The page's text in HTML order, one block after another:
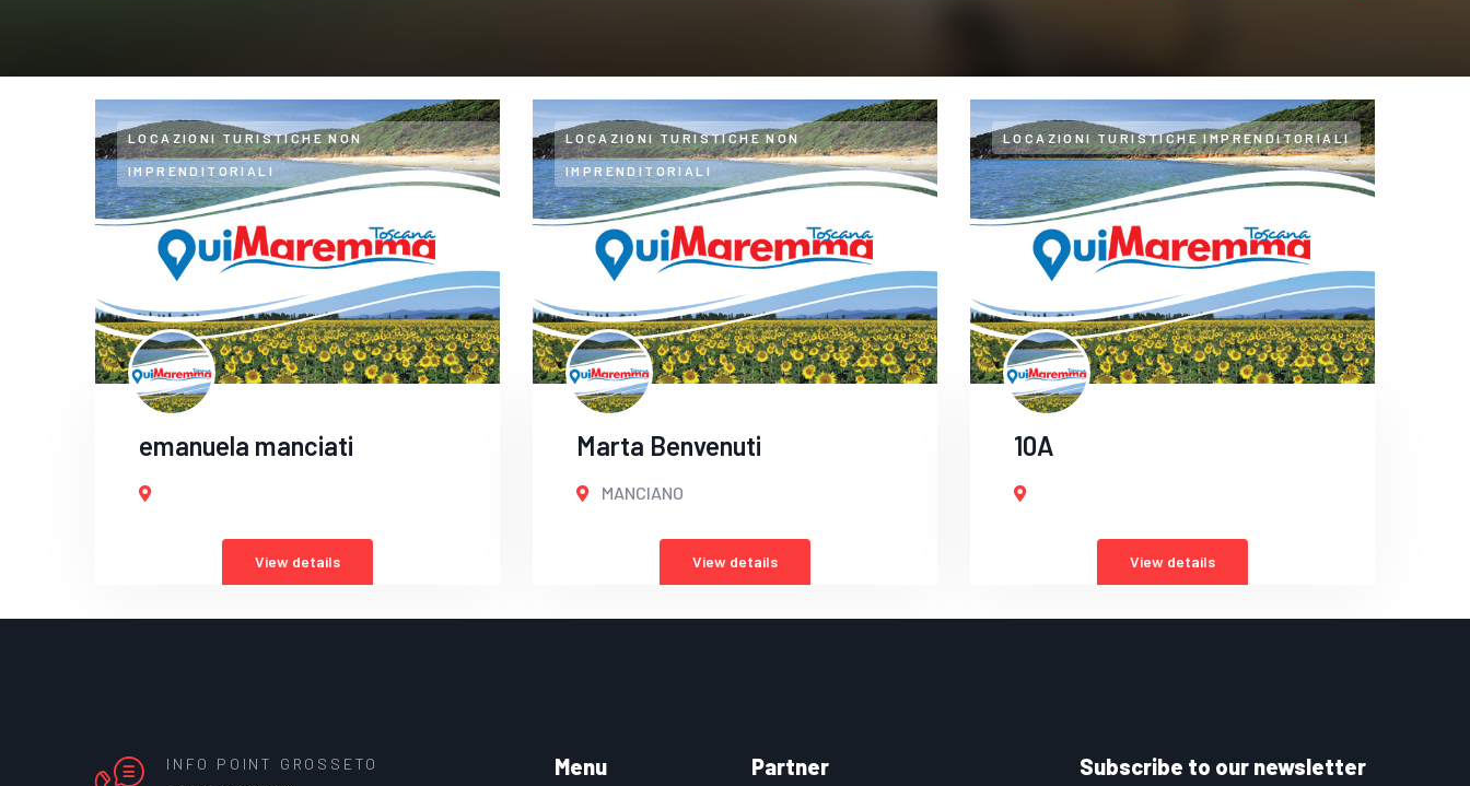
LOCAZIONI TURISTICHE NON
IMPRENDITORIALI
emanuela manciati
View details
LOCAZIONI TURISTICHE NON
IMPRENDITORIALI
Marta Benvenuti
MANCIANO
View details
LOCAZIONI TURISTICHE IMPRENDITORIALI
10A
View details
INFO POINT GROSSETO Menu Partner Subscribe to our newsletter